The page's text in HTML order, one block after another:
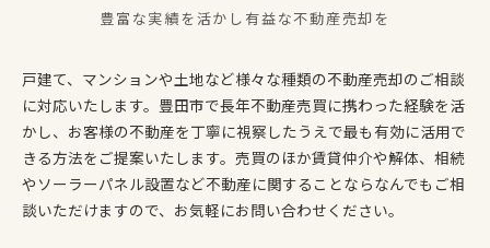
豊富な実績を活かし有益な不動産売却を
戸建て、マンションや土地など様々な種類の不動産売却のご相談
に対応いたします。豊田市で長年不動産売買に携わった経験を活
かし、お客様の不動産を丁寧に視察したうえで最も有効に活用で
きる方法をご提案いたします。売買のほか賃貸仲介や解体、相続
やソーラーパネル設置など不動産に関することならなんでもご相
談いただけますので、お気軽にお問い合わせください。